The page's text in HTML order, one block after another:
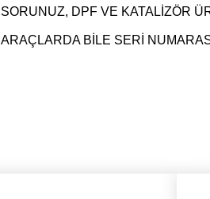
SORUNUZ, DPF VE KATALİZÖR
ARAÇLARDA BİLE SERİ